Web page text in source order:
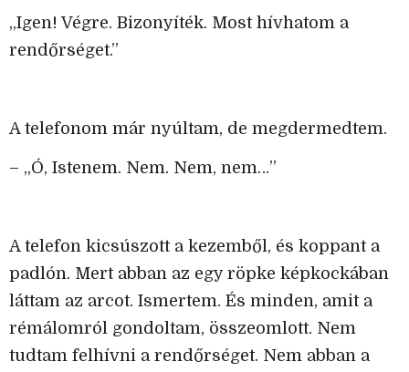
„Igen! Végre. Bizonyíték. Most hívhatom a
rendőrséget.”
A telefonom már nyúltam, de megdermedtem.
– „Ó, Istenem. Nem. Nem, nem…”
A telefon kicsúszott a kezemből, és koppant a
padlón. Mert abban az egy röpke képkockában
láttam az arcot. Ismertem. És minden, amit a
rémálomról gondoltam, összeomlott. Nem
tudtam felhívni a rendőrséget. Nem abban a